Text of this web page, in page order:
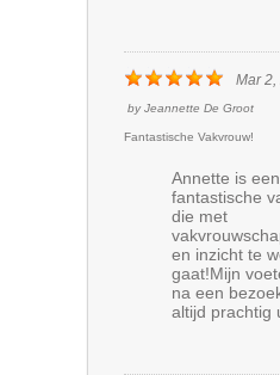
Mar 2,
byJeannette De Groot
Fantastische Vakvrouw!
Annette is een
fantastische
die met
en inzicht te
gaat!Mijn
na een
altijd prachtig